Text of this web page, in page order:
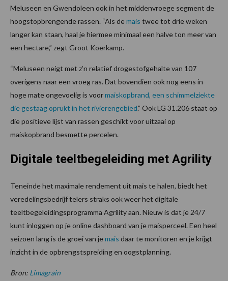
Meluseen en Gwendoleen ook in het middenvroege segment de
hoogstopbrengende rassen. “Als demais twee tot drie weken
langer kan staan, haal je hiermee minimaal een halve ton meer van
een hectare,” zegt Groot Koerkamp.
“Meluseen neigt met z’n relatief drogestofgehalte van 107
overigens naar een vroeg ras. Dat bovendien ook nog eens in
hoge mate ongevoelig is voormaiskopbrand, een schimmelziekte
die gestaag oprukt in het rivierengebied.” Ook LG 31.206 staat op
die positieve lijst van rassen geschikt voor uitzaai op
maiskopbrand besmette percelen.
Digitale teeltbegeleiding met Agrility
Teneinde het maximale rendement uit mais te halen, biedt het
veredelingsbedrijf telers straks ook weer het digitale
teeltbegeleidingsprogramma Agrility aan. Nieuw is dat je 24/7
kunt inloggen op je online dashboard van je maisperceel. Een heel
seizoen lang is de groei van jemais daar te monitoren en je krijgt
inzicht in de opbrengstspreiding en oogstplanning.
Bron: Limagrain